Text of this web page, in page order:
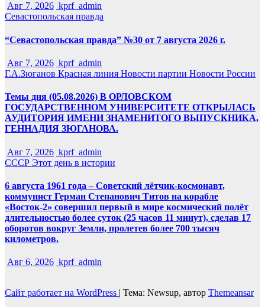
Авг 7, 2026 kprf_admin
Севастопольская правда
“Севастопольская правда” №30 от 7 августа 2026 г.
Авг 7, 2026 kprf_admin
Г.А.Зюганов Красная линия Новости партии Новости России
Темы дня (05.08.2026) В ОРЛОВСКОМ
ГОСУДАРСТВЕННОМ УНИВЕРСИТЕТЕ ОТКРЫЛАСЬ
АУДИТОРИЯ ИМЕНИ ЗНАМЕНИТОГО ВЫПУСКНИКА,
ГЕННАДИЯ ЗЮГАНОВА.
Авг 7, 2026 kprf_admin
СССР Этот день в истории
6 августа 1961 года – Советский лётчик-космонавт,
коммунист Герман Степанович Титов на корабле
«Восток-2» совершил первый в мире космический полёт
длительностью более суток (25 часов 11 минут), сделав 17
оборотов вокруг Земли, пролетев более 700 тысяч
километров.
Авг 6, 2026 kprf_admin
Сайт работает на WordPress | Тема: Newsup, автор Themeansar